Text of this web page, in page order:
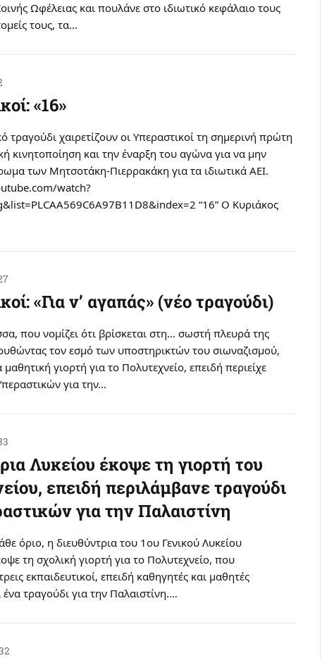
Ωφέλειας και πουλάνε στο ιδιωτικό κεφάλαιο τους
τους, τα…
«16»
τραγούδι χαιρετίζουν οι Υπεραστικοί τη σημερινή πρώτη
κινητοποίηση και την έναρξη του αγώνα για να μην
των Μητσοτάκη-Πιερρακάκη για τα ιδιωτικά ΑΕΙ.
watch?
“16” Ο Κυριάκος
«Για ν’ αγαπάς» (νέο τραγούδι)
που νομίζει ότι βρίσκεται στη… σωστή πλευρά της
τον εσμό των υποστηρικτών του σιωναζισμού,
γιορτή για το Πολυτεχνείο, επειδή περιείχε
για την…
Λυκείου έκοψε τη γιορτή του
επειδή περιλάμβανε τραγούδι
για την Παλαιστίνη
όριο, η διευθύντρια του 1ου Γενικού Λυκείου
τη σχολική γιορτή για το Πολυτεχνείο, που
εκπαιδευτικοί, επειδή καθηγητές και μαθητές
ένα τραγούδι για την Παλαιστίνη.…